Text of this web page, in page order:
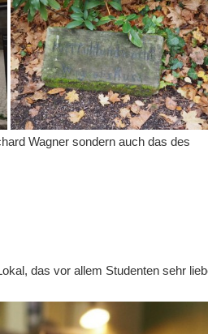
Wagner sondern auch das des
das vor allem Studenten sehr